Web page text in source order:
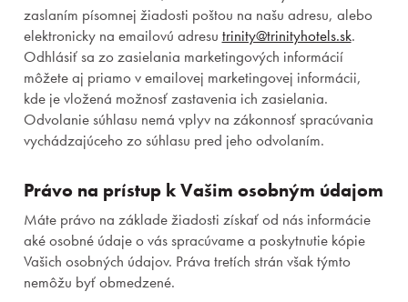
zaslaním písomnej žiadosti poštou na našu adresu, alebo
elektronicky na emailovú adresu trinity@trinityhotels.sk.
Odhlásiť sa zo zasielania marketingových informácií
môžete aj priamo v emailovej marketingovej informácii,
kde je vložená možnosť zastavenia ich zasielania.
Odvolanie súhlasu nemá vplyv na zákonnosť spracúvania
vychádzajúceho zo súhlasu pred jeho odvolaním.
Právo na prístup k Vašim osobným údajom
Máte právo na základe žiadosti získať od nás informácie
aké osobné údaje o vás spracúvame a poskytnutie kópie
Vašich osobných údajov. Práva tretích strán však týmto
nemôžu byť obmedzené.